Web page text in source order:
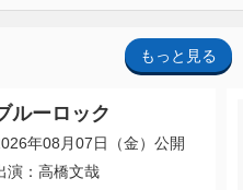
もっと見る
ルーロック
年08月07日（金）公開
演：高橋文哉